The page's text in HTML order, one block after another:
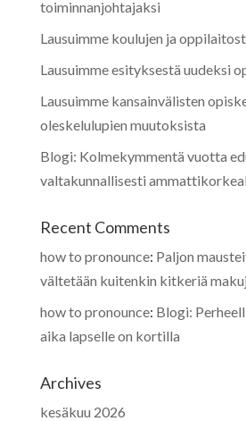
toiminnanjohtajaksi
Lausuimme koulujen ja
Lausuimme esityksestä uudeksi
Lausuimme kansainvälisten
oleskelulupien muutoksista
Blogi: Kolmekymmentä vuotta
valtakunnallisesti
Recent Comments
how to pronounce: Paljon
vältetään kuitenkin kitkeriä
how to pronounce: Blogi:
aika lapselle on kortilla
Archives
kesäkuu 2026